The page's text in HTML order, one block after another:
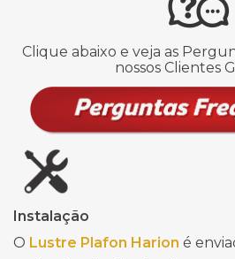
Clique abaixo e veja as
nossos Clientes
Instalação
O Lustre Plafon Harion é